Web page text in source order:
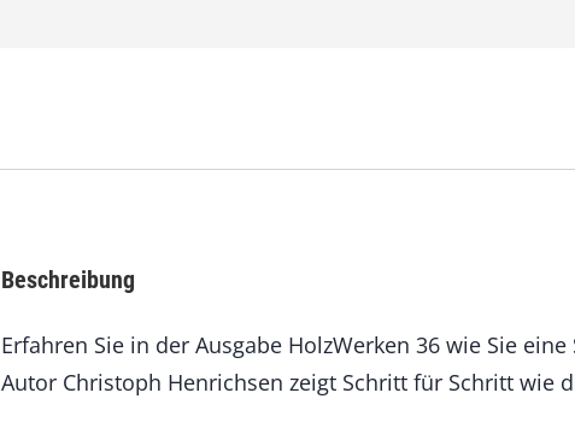
r
O
Beschreibung
Erfahren Sie in der Ausgabe HolzWerken 36 wie Sie
Autor Christoph Henrichsen zeigt Schritt für Schritt wie